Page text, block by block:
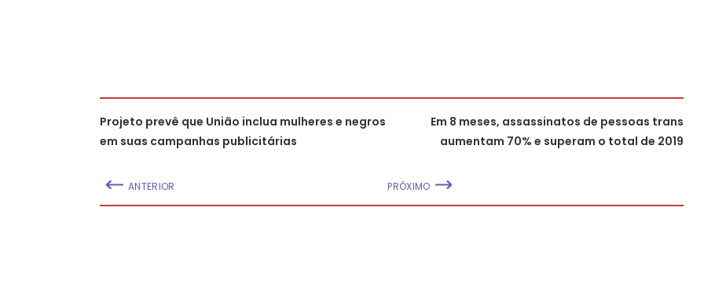
Projeto prevê que União inclua mulheres e negros
em suas campanhas publicitárias
ANTERIOR
Em 8 meses, assassinatos de pessoas trans
aumentam 70% e superam o total de 2019
PRÓXIMO